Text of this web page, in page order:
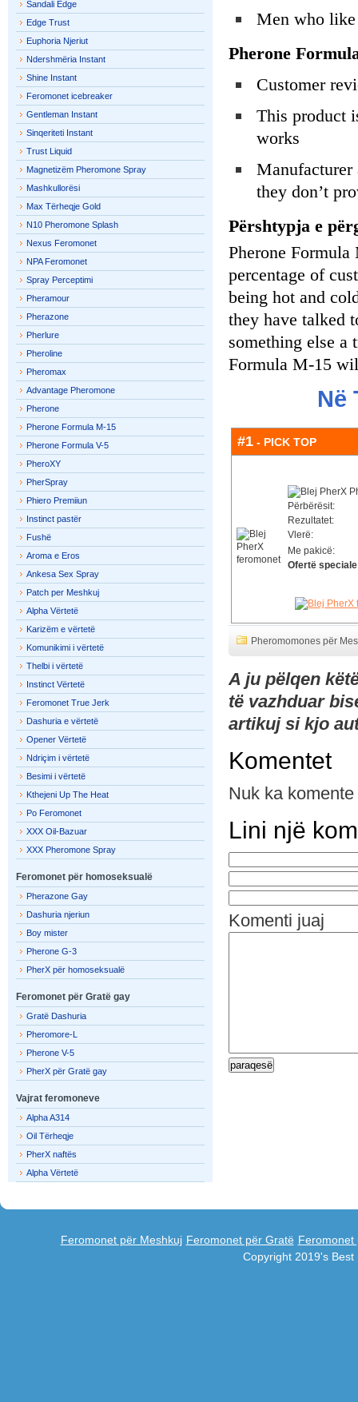
Men who
Pherone
Customer
This product
works
Manufacturer
they don’t
Përshtypja e
Pherone
percentage of
being hot and
they have talked
something else a
Formula M-15
Në
#1 - PICK TOP
Përbërësit:
Rezultatet:
Vlerë:
Me pakicë:
Ofertë
Pheromomones për
A ju pëlqen
të vazhduar
artikuj si kjo
Komentet
Nuk ka
Lini një
Komenti juaj
Sandali Edge
Edge Trust
Euphoria Njeriut
Ndershmëria Instant
Shine Instant
Feromonet icebreaker
Gentleman Instant
Sinqeriteti Instant
Trust Liquid
Magnetizëm Pheromone Spray
Mashkullorësi
Max Tërheqje Gold
N10 Pheromone Splash
Nexus Feromonet
NPA Feromonet
Spray Perceptimi
Pheramour
Pherazone
Pherlure
Pheroline
Pheromax
Advantage Pheromone
Pherone
Pherone Formula M-15
Pherone Formula V-5
PheroXY
PherSpray
Phiero Premiiun
Instinct pastër
Fushë
Aroma e Eros
Ankesa Sex Spray
Patch per Meshkuj
Alpha Vërtetë
Karizëm e vërtetë
Komunikimi i vërtetë
Thelbi i vërtetë
Instinct Vërtetë
Feromonet True Jerk
Dashuria e vërtetë
Opener Vërtetë
Ndriçim i vërtetë
Besimi i vërtetë
Kthejeni Up The Heat
Po Feromonet
XXX Oil-Bazuar
XXX Pheromone Spray
Feromonet për homoseksualë
Pherazone Gay
Dashuria njeriun
Boy mister
Pherone G-3
PherX për homoseksualë
Feromonet për Gratë gay
Gratë Dashuria
Pheromore-L
Pherone V-5
PherX për Gratë gay
Vajrat feromoneve
Alpha A314
Oil Tërheqje
PherX naftës
Alpha Vërtetë
Feromonet për Meshkuj Feromonet për Gratë Feromonet
Copyright 2019's Best